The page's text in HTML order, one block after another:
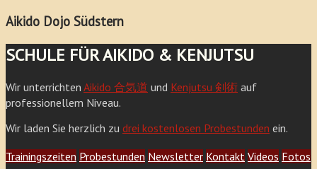
Aikido Dojo Südstern
SCHULE FÜR AIKIDO & KENJUTSU
Wir unterrichten Aikido 合気道 und Kenjutsu 剣術 auf
professionellem Niveau.
Wir laden Sie herzlich zu drei kostenlosen Probestunden ein.
Trainingszeiten Probestunden Newsletter Kontakt Videos Fotos